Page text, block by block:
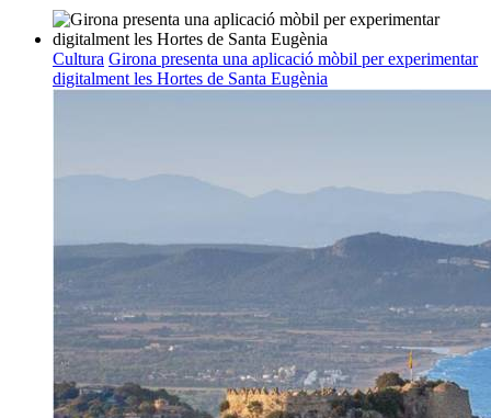
Cultura Girona presenta una aplicació mòbil per experimentar
digitalment les Hortes de Santa Eugènia